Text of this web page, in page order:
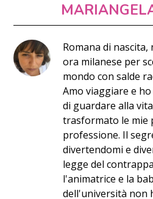
Romana di
ora milanese per
mondo con salde
Amo viaggiare e
di guardare alla
trasformato le mie
professione. Il
divertendomi e
legge del
l'animatrice e la
dell'università non